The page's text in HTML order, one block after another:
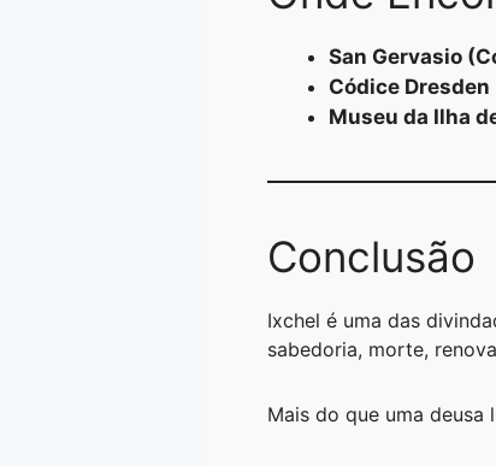
San Gervasio
Códice Dresden
Museu da Ilha
Conclusão
Ixchel é uma das
sabedoria, morte,
Mais do que uma deusa